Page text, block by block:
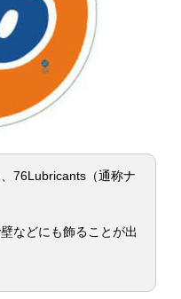
76Lubricants（通称ナ
などにも飾ることが出